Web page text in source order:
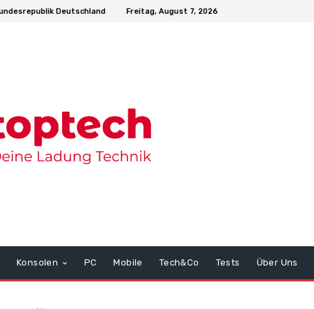
Deutschland Freitag, August 7, 2026
Konsolen PC Mobile Tech&Co Tests Über Uns